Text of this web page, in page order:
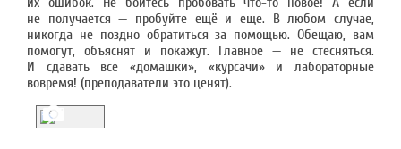
не получается — пробуйте ещё и еще. В любом случае,
никогда не поздно обратиться за помощью. Обещаю, вам
помогут, объяснят и покажут. Главное — не стесняться.
И сдавать все «домашки», «курсачи» и лабораторные
вовремя! (преподаватели это ценят).